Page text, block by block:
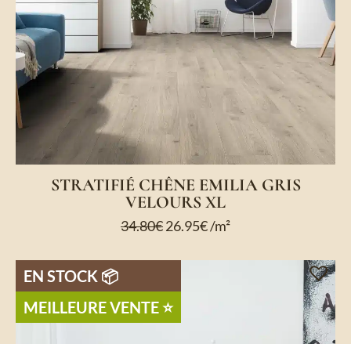
STRATIFIÉ CHÊNE EMILIA GRIS
VELOURS XL
34.80€26.95€/m²
EN STOCK 📦
MEILLEURE VENTE ⭐